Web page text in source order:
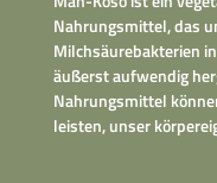
Nahrungsmittel, das
Milchsäurebakterien
äußerst aufwendig
Nahrungsmittel
leisten, unser